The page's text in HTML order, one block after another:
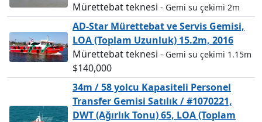
Mürettebat teknesi - Gemi su çekimi 2m
AD-Star Mürettebat ve Servis Gemisi,
LOA (Toplam Uzunluk) 15.2m, 2016
Mürettebat teknesi - Gemi su çekimi 1.15m
$140,000
34m / 58 yolcu Kapasiteli Personel
Transfer Gemisi Satılık / #1070221,
DWT (Ağırlık Tonu) 65, LOA (Toplam